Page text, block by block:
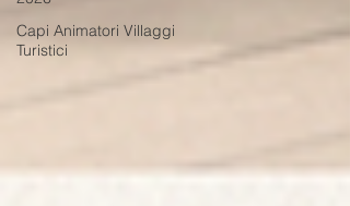
Capi Animatori Villaggi
Turistici